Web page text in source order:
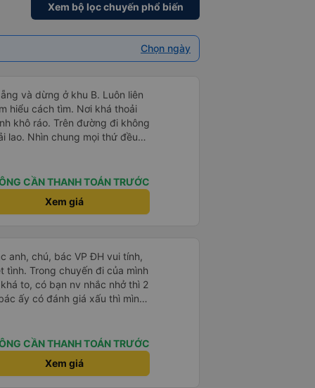
Xem bộ lọc chuyến phổ biến
Chọn ngày
và dừng ở khu B. Luôn liên
hiểu cách tìm. Nơi khá thoải
khô ráo. Trên đường đi không
lao. Nhìn chung mọi thứ đều
CẦN THANH TOÁN TRƯỚC
Xem giá
anh, chú, bác VP ĐH vui tính,
đi của mình
to, có bạn nv nhắc nhở thì 2
ấy có đánh giá xấu thì mình
rất đúng. 2 bác nói rất to. To
bạn ấy nha. Nếu bạn ấy bị trừ
mình hỗ trợ ạ. Số mình
CẦN THANH TOÁN TRƯỚC
Xem giá